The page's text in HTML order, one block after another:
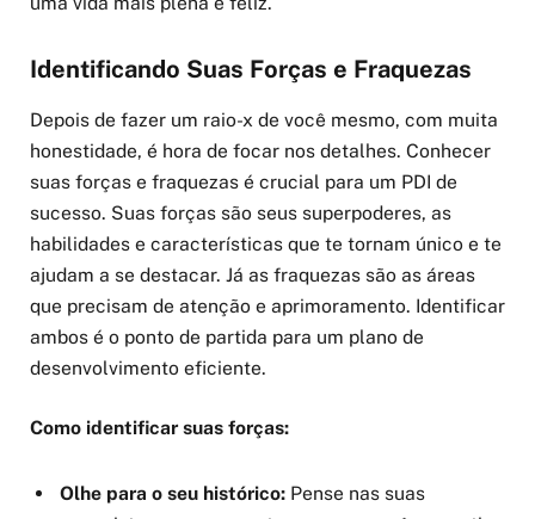
Identificando Suas Forças e Fraquezas
Depois de fazer um raio-x de você mesmo, com muita
honestidade, é hora de focar nos detalhes. Conhecer
suas forças e fraquezas é crucial para um PDI de
sucesso. Suas forças são seus superpoderes, as
habilidades e características que te tornam único e te
ajudam a se destacar. Já as fraquezas são as áreas
que precisam de atenção e aprimoramento. Identificar
ambos é o ponto de partida para um plano de
desenvolvimento eficiente.
Como identificar suas forças:
Olhe para o seu histórico: Pense nas suas